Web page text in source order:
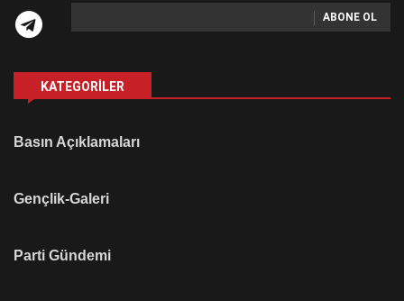
ABONE OL
KATEGORILER
Basın Açıklamaları
Gençlik-Galeri
Parti Gündemi